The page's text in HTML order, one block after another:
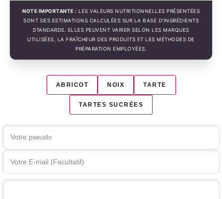
NOTE IMPORTANTE : LES VALEURS NUTRITIONNELLES PRÉSENTÉES
SONT DES ESTIMATIONS CALCULÉES SUR LA BASE D'INGRÉDIENTS
STANDARDS. ELLES PEUVENT VARIER SELON LES MARQUES
UTILISÉES, LA FRAÎCHEUR DES PRODUITS ET LES MÉTHODES DE
PRÉPARATION EMPLOYÉES.
ABRICOT NOIX TARTE
TARTES SUCRÉES
Votre commentaire